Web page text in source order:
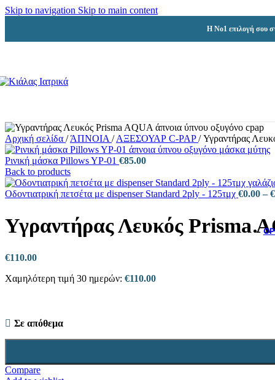
Skip to navigation Skip to main content
Η Νο1 επιλογή σου
Αρχική σελίδα / ΆΠΝΟΙΑ / ΑΞΕΣΟΥΑΡ C-PAP/ Υγραντήρας
Ρινική μάσκα Pillows YP-01 €85.00
Back to products
Οδοντιατρική πετσέτα με dispenser Standard 2ply - 125τμχ €0.00 – €
Υγραντήρας Λευκός Prisma
€110.00
Χαμηλότερη τιμή 30 ημερών: €110.00
Σε απόθεμα
Compare